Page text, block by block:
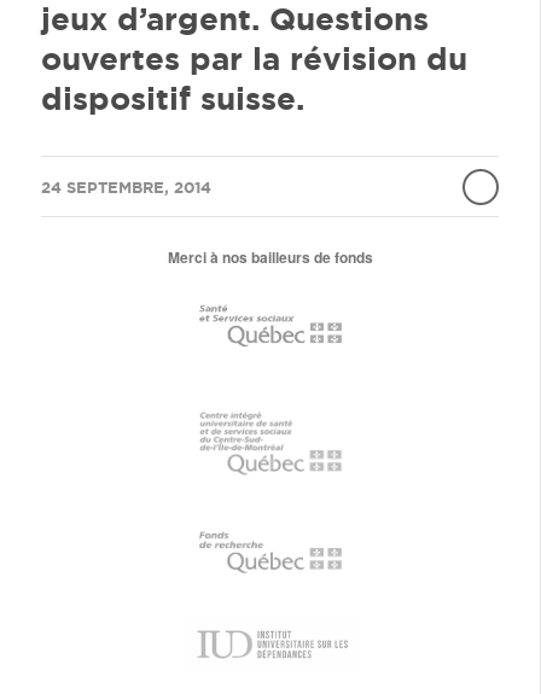
jeux d’argent. Questions
ouvertes par la révision du
dispositif suisse.
24 SEPTEMBRE, 2014
/
Merci à nos bailleurs de fonds